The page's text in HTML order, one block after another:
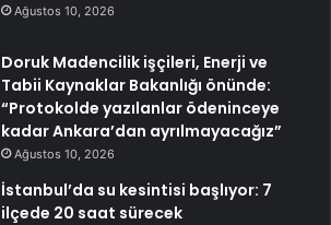
Ağustos 10, 2026
Doruk Madencilik işçileri, Enerji ve
Tabii Kaynaklar Bakanlığı önünde:
“Protokolde yazılanlar ödeninceye
kadar Ankara’dan ayrılmayacağız”
Ağustos 10, 2026
İstanbul’da su kesintisi başlıyor: 7
ilçede 20 saat sürecek